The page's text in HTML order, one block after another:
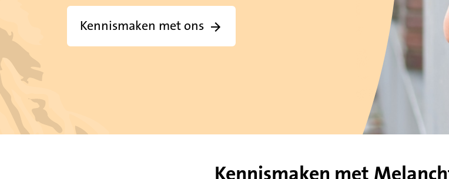
Kennismaken met ons
Kennismaken met